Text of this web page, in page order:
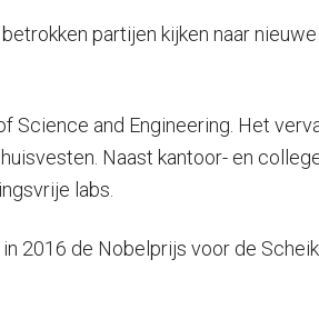
partijen kijken naar
and Engineering. Het
Naast kantoor- en
labs.
2016 de Nobelprijs voor de